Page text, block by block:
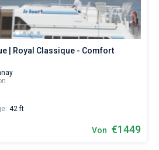
| Royal Classique - Comfort
42 ft
Von €1449